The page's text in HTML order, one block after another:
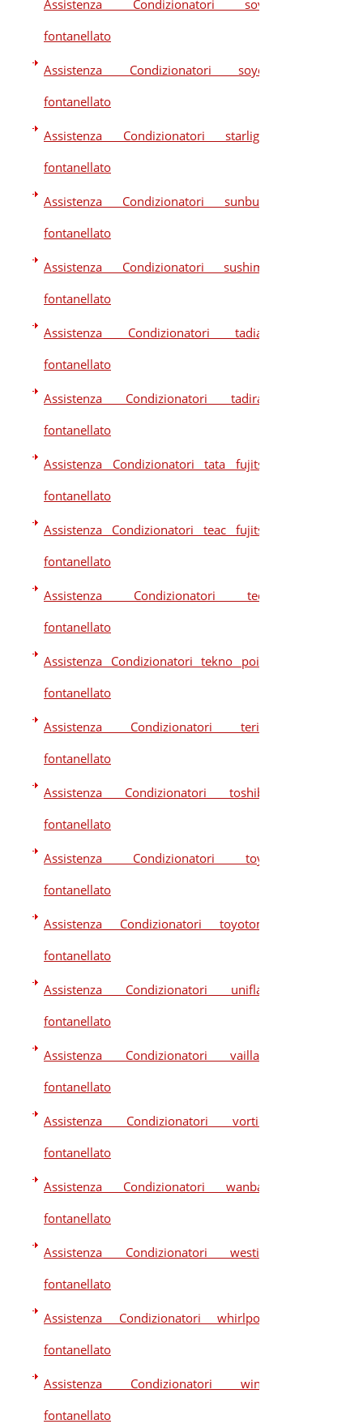
Assistenza Condizionatori sova
fontanellato
Assistenza Condizionatori soyea
fontanellato
Assistenza Condizionatori starlight
fontanellato
Assistenza Condizionatori sunbury
fontanellato
Assistenza Condizionatori sushima
fontanellato
Assistenza Condizionatori tadiair
fontanellato
Assistenza Condizionatori tadiran
fontanellato
Assistenza Condizionatori tata fujitsu
fontanellato
Assistenza Condizionatori teac fujitsu
fontanellato
Assistenza Condizionatori teco
fontanellato
Assistenza Condizionatori tekno point
fontanellato
Assistenza Condizionatori terim
fontanellato
Assistenza Condizionatori toshiba
fontanellato
Assistenza Condizionatori toyo
fontanellato
Assistenza Condizionatori toyotomi
fontanellato
Assistenza Condizionatori uniflair
fontanellato
Assistenza Condizionatori vaillant
fontanellato
Assistenza Condizionatori vortice
fontanellato
Assistenza Condizionatori wanbao
fontanellato
Assistenza Condizionatori westim
fontanellato
Assistenza Condizionatori whirlpool
fontanellato
Assistenza Condizionatori winia
fontanellato